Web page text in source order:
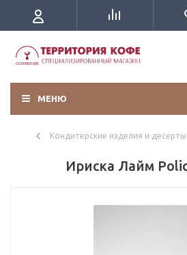
МЕНЮ
Кондитерские изделия и
Ириска Лайм